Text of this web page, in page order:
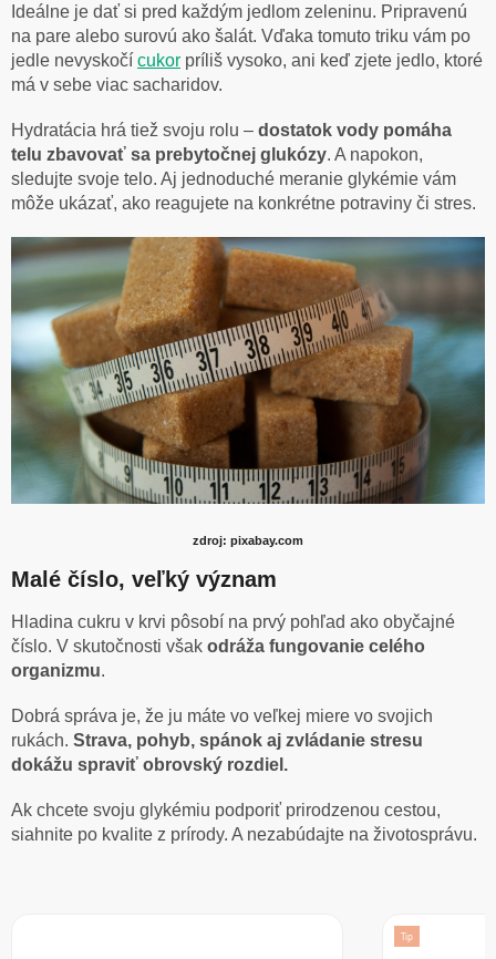
Ideálne je dať si pred každým jedlom zeleninu. Pripravenú
na pare alebo surovú ako šalát. Vďaka tomuto triku vám po
jedle nevyskočí cukor príliš vysoko, ani keď zjete jedlo, ktoré
má v sebe viac sacharidov.
Hydratácia hrá tiež svoju rolu – dostatok vody pomáha
telu zbavovať sa prebytočnej glukózy. A napokon,
sledujte svoje telo. Aj jednoduché meranie glykémie vám
môže ukázať, ako reagujete na konkrétne potraviny či stres.
zdroj: pixabay.com
Malé číslo, veľký význam
Hladina cukru v krvi pôsobí na prvý pohľad ako obyčajné
číslo. V skutočnosti však odráža fungovanie celého
organizmu.
Dobrá správa je, že ju máte vo veľkej miere vo svojich
rukách. Strava, pohyb, spánok aj zvládanie stresu
dokážu spraviť obrovský rozdiel.
Ak chcete svoju glykémiu podporiť prirodzenou cestou,
siahnite po kvalite z prírody. A nezabúdajte na životosprávu.